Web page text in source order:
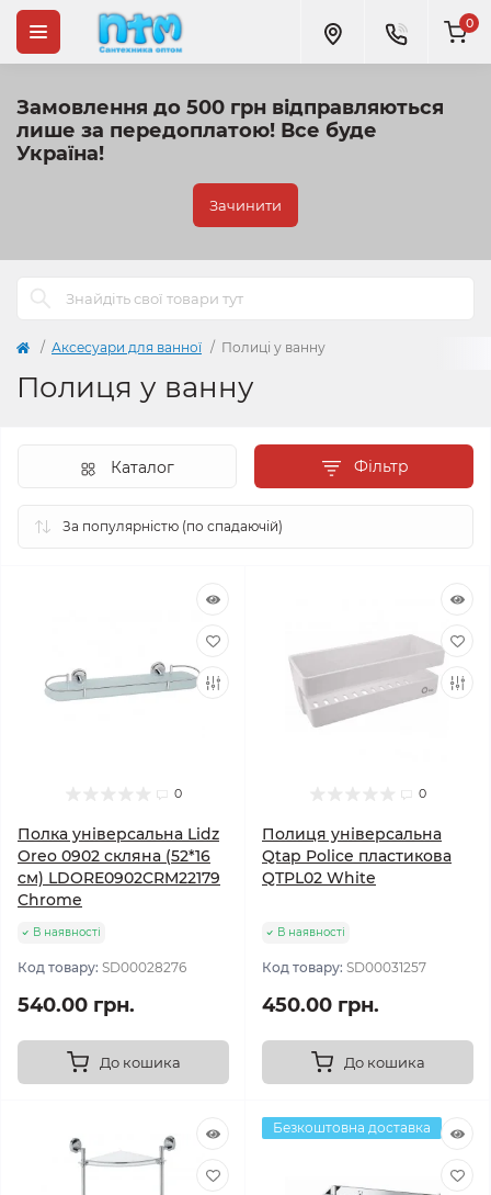
Замовлення до 500 грн відправляються
лише за передоплатою! Все буде
Україна!
Зачинити
0
Аксесуари для ванної Полиці у ванну
Полиця у ванну
Фільтр
Каталог
0
Полка універсальна Lidz
Oreo 0902 скляна (52*16
см) LDORE0902CRM22179
Chrome
В наявності
Код товару: SD00028276
540.00 грн.
До кошика
0
Полиця універсальна
Qtap Police пластикова
QTPL02 White
В наявності
Код товару: SD00031257
450.00 грн.
До кошика
Безкоштовна доставка